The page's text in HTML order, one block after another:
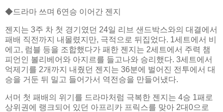
◆드라마 쓰며 6연승 이어간 젠지
젠지는 3주 차 첫 경기였던 24일 리브 샌드박스와의 대결에서
패배 직전까지 내몰렸지만, 극적으로 뒤집었다. 1세트에서 비
에고, 럼블 등을 조합했다가 패한 젠지는 2세트에서 주력 챔
피언인 볼리베어와 아지르를 들고나와 승리했다. 3세트에서
억제기를 2개까지 내줬던 젠지는 36분에 벌어진 전투에서 대
승을 거둔 뒤 밀고 들어가서 역전승을 만들어냈다.
서머 첫 패배의 위기를 드라마처럼 극복한 젠지는 4승 1패로
상위권에 랭크되어 있던 아프리카 프릭스를 맞아 2대0으로